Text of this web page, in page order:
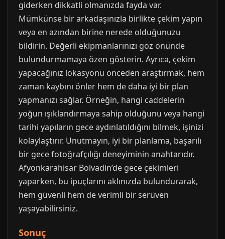
giderken dikkatli olmanızda fayda var.
Mümkünse bir arkadaşınızla birlikte çekim yapın
veya en azından birine nerede olduğunuzu
bildirin. Değerli ekipmanlarınızı göz önünde
bulundurmamaya özen gösterin. Ayrıca, çekim
yapacağınız lokasyonu önceden araştırmak, hem
zaman kaybını önler hem de daha iyi bir plan
yapmanızı sağlar. Örneğin, hangi caddelerin
yoğun ışıklandırmaya sahip olduğunu veya hangi
tarihi yapıların gece aydınlatıldığını bilmek, işinizi
kolaylaştırır. Unutmayın, iyi bir planlama, başarılı
bir gece fotoğrafçılığı deneyiminin anahtarıdır.
Afyonkarahisar Bolvadin’de gece çekimleri
yaparken, bu ipuçlarını aklınızda bulundurarak,
hem güvenli hem de verimli bir serüven
yaşayabilirsiniz.
Sonuç